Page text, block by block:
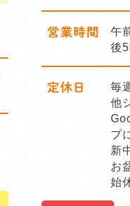
営業時間
午
後
定休日
毎
他
プ
新
お
始